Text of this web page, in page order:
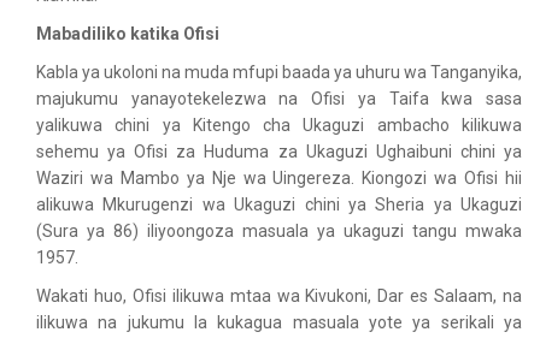
Mabadiliko katika Ofisi
Kabla ya ukoloni na muda mfupi baada ya uhuru wa Tanganyika,
majukumu yanayotekelezwa na Ofisi ya Taifa kwa sasa
yalikuwa chini ya Kitengo cha Ukaguzi ambacho kilikuwa
sehemu ya Ofisi za Huduma za Ukaguzi Ughaibuni chini ya
Waziri wa Mambo ya Nje wa Uingereza. Kiongozi wa Ofisi hii
alikuwa Mkurugenzi wa Ukaguzi chini ya Sheria ya Ukaguzi
(Sura ya 86) iliyoongoza masuala ya ukaguzi tangu mwaka
1957.
Wakati huo, Ofisi ilikuwa mtaa wa Kivukoni, Dar es Salaam, na
ilikuwa na jukumu la kukagua masuala yote ya serikali ya